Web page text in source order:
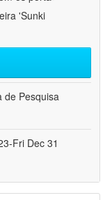
'Sunki
de Pesquisa
Fri Dec 31